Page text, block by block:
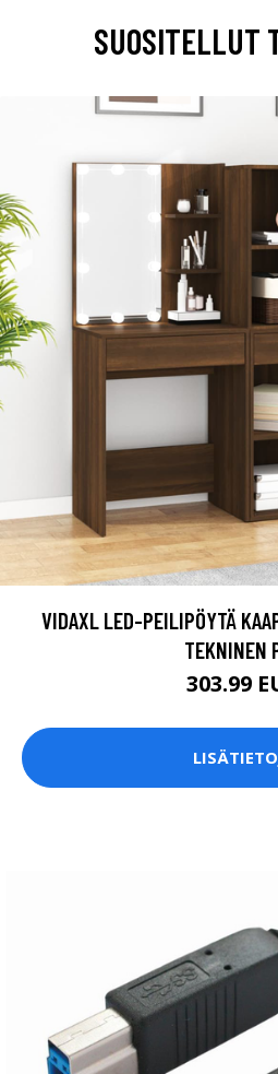
SUOSITELLUT
VIDAXL LED-PEILIPÖYTÄ
TEKNINEN
303.99